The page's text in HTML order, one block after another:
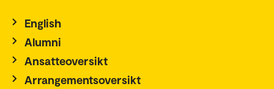
English
Alumni
Ansatteoversikt
Arrangementsoversikt